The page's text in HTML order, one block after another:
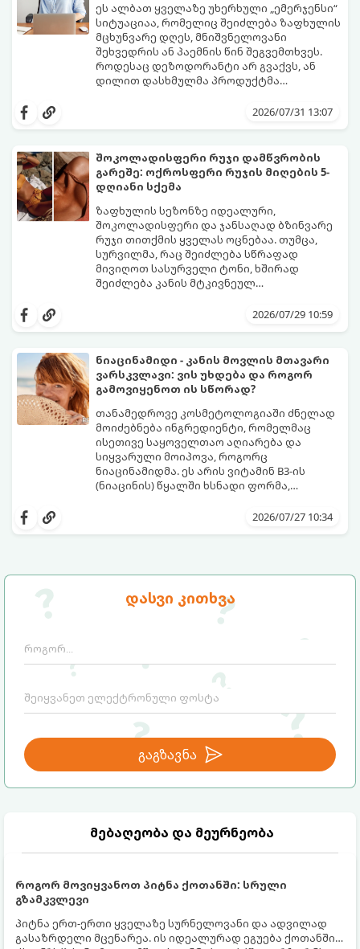
დასვი კითხვა
გაგზავნა
მებაღეობა და მეურნეობა
როგორ მოვიყვანოთ პიტნა ქოთანში: სრული
გზამკვლევი
პიტნა ერთ-ერთი ყველაზე სურნელოვანი და ადვილად
გასაზრდელი მცენარეა. ის იდეალურად ეგუება ქოთანში
ეს ალბათ ყველაზე უხერხული „ემერჯენსი“
სიტუაციაა, რომელიც შეიძლება ზაფხულის
მცხუნვარე დღეს, მნიშვნელოვანი
შეხვედრის ან პაემნის წინ შეგვემთხვეს.
როდესაც დეზოდორანტი არ გვაქვს, ან
დილით დასხმულმა პროდუქტმა
იღლიებში უსიამოვნო სუნი გაჩნდა,
სუნი არ აქვს. სუნს აჩენენ ბაქტერიები,
შესაბამისად, ჩვენი მიზანია ამ
ბაქტერიების განადგურება და კანის
გამოშრობა.
აი, 5 ყველაზე ეფექტური,
აპრობირებული და ნაცადი ხერხი,
რომლებიც ნებისმიერ ოფისში, კაფესა
თუ საზოგადოებრივ ტუალეტში, სულ
რაღაც 2 წუთში გადაგარჩენთ:
2026/07/31 13:07
შოკოლადისფერი რუჯი დამწვრობის
გარეშე: ოქროსფერი რუჯის მიღების 5-
დღიანი სქემა
ზაფხულის სეზონზე იდეალური,
შოკოლადისფერი და ჯანსაღად ბზინვარე
რუჯი თითქმის ყველას ოცნებაა. თუმცა,
სურვილმა, რაც შეიძლება სწრაფად
მივიღოთ სასურველი ტონი, ხშირად
შეიძლება კანის მტკივნეულ
გამოიმუშაოს მელანინი - პიგმენტი,
5-დღიანი სქემა დაგეხმარებათ, მიიღოთ
ღრმა, თანაბარი და ხანგრძლივი რუჯი
კანის ჯანმრთელობის დაზიანების გარეშე.
2026/07/29 10:59
ნიაცინამიდი - კანის მოვლის მთავარი
ვარსკვლავი: ვის უხდება და როგორ
გამოვიყენოთ ის სწორად?
თანამედროვე კოსმეტოლოგიაში ძნელად
მოიძებნება ინგრედიენტი, რომელმაც
ისეთივე საყოველთაო აღიარება და
სიყვარული მოიპოვა, როგორც
ნიაცინამიდმა. ეს არის ვიტამინ B3-ის
(ნიაცინის) წყალში ხსნადი ფორმა,
კანისთვის ნამდვილი „მაშველი რგოლია“.
თავის მოვლის რუტინის შეუცვლელი
2026/07/27 10:34